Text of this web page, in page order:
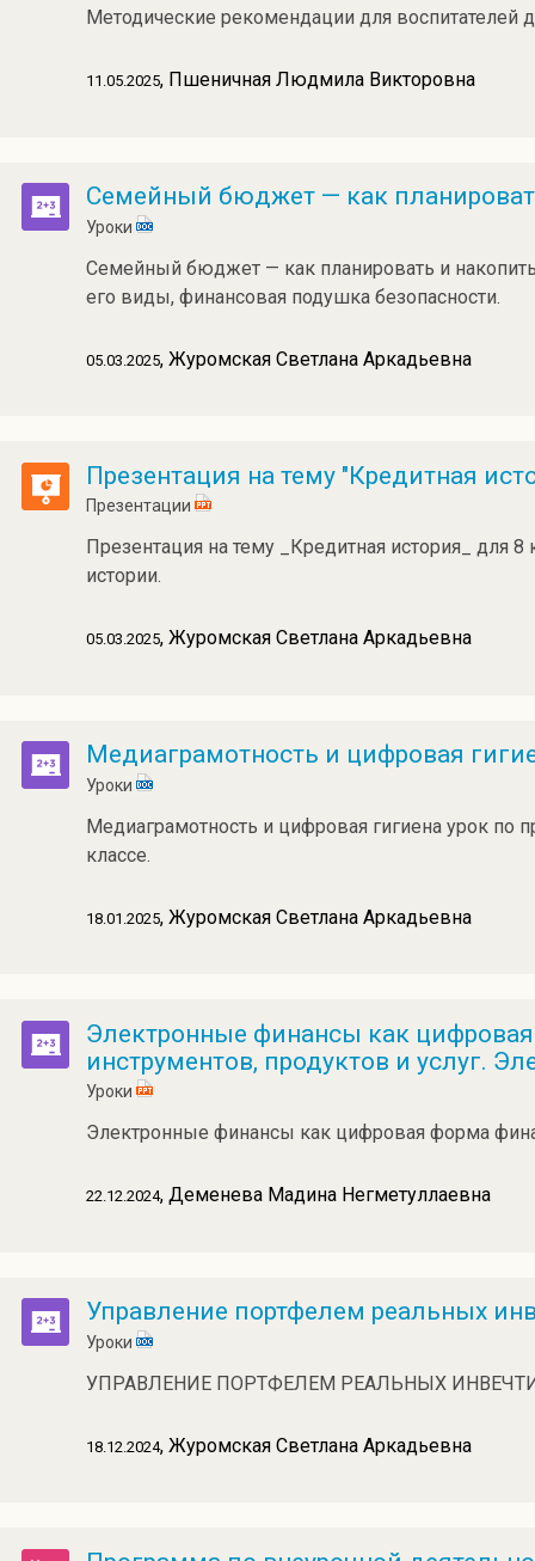
Методические рекомендации для
11.05.2025, Пшеничная Людмила Викторовна
Семейный бюджет — как
Уроки
Семейный бюджет — как планировать и
его виды, финансовая подушка безопасности.
05.03.2025, Журомская Светлана Аркадьевна
Презентация на тему "Кредитная
Презентации
Презентация на тему _Кредитная история_ для
истории.
05.03.2025, Журомская Светлана Аркадьевна
Медиаграмотность и цифровая
Уроки
Медиаграмотность и цифровая гигиена урок по
классе.
18.01.2025, Журомская Светлана Аркадьевна
Электронные финансы как
инструментов, продуктов и услуг.
Уроки
Электронные финансы как цифровая форма
22.12.2024, Деменева Мадина Негметуллаевна
Управление портфелем реальных
Уроки
УПРАВЛЕНИЕ ПОРТФЕЛЕМ РЕАЛЬНЫХ
18.12.2024, Журомская Светлана Аркадьевна